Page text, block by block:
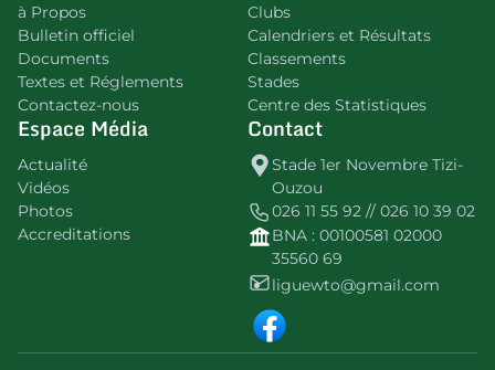
à Propos
Bulletin officiel
Documents
Textes et Réglements
Contactez-nous
Clubs
Calendriers et Résultats
Classements
Stades
Centre des Statistiques
Espace Média
Actualité
Vidéos
Photos
Accreditations
Contact
Stade 1er Novembre Tizi-
Ouzou
026 11 55 92 // 026 10 39 02
BNA : 00100581 02000
35560 69
liguewto@gmail.com